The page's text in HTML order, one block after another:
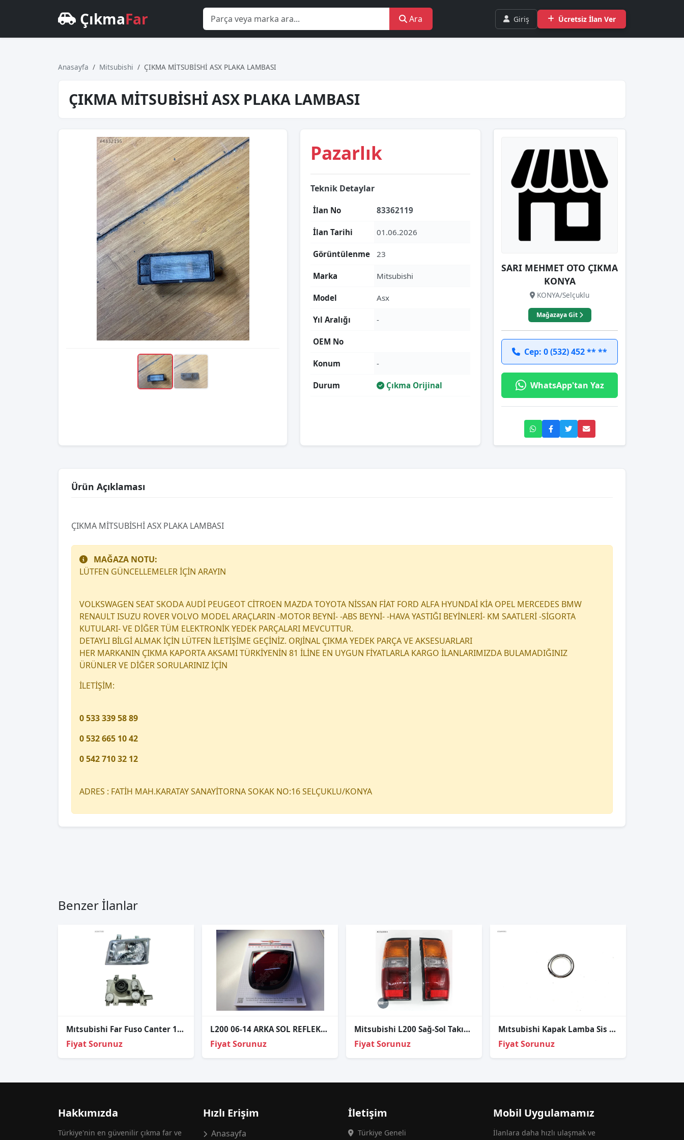
ÇıkmaFar Ara Giriş Ücretsiz İlan Ver
Anasayfa Mitsubishi ÇIKMA MİTSUBİSHİ ASX PLAKA LAMBASI
ÇIKMA MİTSUBİSHİ ASX PLAKA LAMBASI
Pazarlık
Teknik Detaylar
İlan No 83362119
İlan Tarihi 01.06.2026
Görüntülenme 23
Marka Mitsubishi
Model Asx
Yıl Aralığı -
OEM No
Konum -
Durum Çıkma Orijinal
SARI MEHMET OTO ÇIKMA
KONYA
KONYA/Selçuklu
Mağazaya Git
Cep: 0 (532) 452 ** **
WhatsApp'tan Yaz
Ürün Açıklaması
ÇIKMA MİTSUBİSHİ ASX PLAKA LAMBASI
MAĞAZA NOTU:
LÜTFEN GÜNCELLEMELER İÇİN ARAYIN
VOLKSWAGEN SEAT SKODA AUDİ PEUGEOT CİTROEN MAZDA TOYOTA NİSSAN FİAT FORD ALFA HYUNDAİ KİA OPEL MERCEDES BMW
RENAULT ISUZU ROVER VOLVO MODEL ARAÇLARIN -MOTOR BEYNİ- -ABS BEYNİ- -HAVA YASTIĞI BEYİNLERİ- KM SAATLERİ -SİGORTA
KUTULARI- VE DİĞER TÜM ELEKTRONİK YEDEK PARÇALARI MEVCUTTUR.
DETAYLI BİLGİ ALMAK İÇİN LÜTFEN İLETİŞİME GEÇİNİZ. ORJİNAL ÇIKMA YEDEK PARÇA VE AKSESUARLARI
HER MARKANIN ÇIKMA KAPORTA AKSAMI TÜRKİYENİN 81 İLİNE EN UYGUN FİYATLARLA KARGO İLANLARIMIZDA BULAMADIĞINIZ
ÜRÜNLER VE DİĞER SORULARINIZ İÇİN
İLETİŞİM:
0 533 339 58 89
0 532 665 10 42
0 542 710 32 12
ADRES : FATİH MAH.KARATAY SANAYİTORNA SOKAK NO:16 SELÇUKLU/KONYA
Benzer İlanlar
Mıtsubishi Far Fuso Canter 12-20 Sol (Motorlu)
Fiyat Sorunuz
L200 06-14 ARKA SOL REFLEKTÖR
Fiyat Sorunuz
Mitsubishi L200 Sağ-Sol Takım Stop Lambası Siyah 1990-1998
Fiyat Sorunuz
Mıtsubishi Kapak Lamba Sis Nikelajı L200 11-13 Sol
Fiyat Sorunuz
Hakkımızda
Türkiye'nin en güvenilir çıkma far ve
Hızlı Erişim
Anasayfa
İletişim
Türkiye Geneli
Mobil Uygulamamız
İlanlara daha hızlı ulaşmak ve